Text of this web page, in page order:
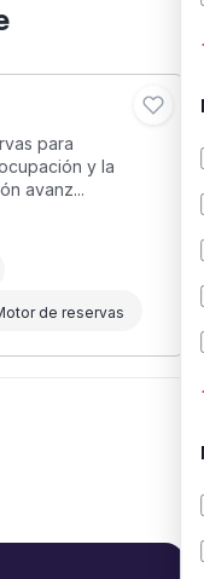
para
y la
avanz...
de reservas